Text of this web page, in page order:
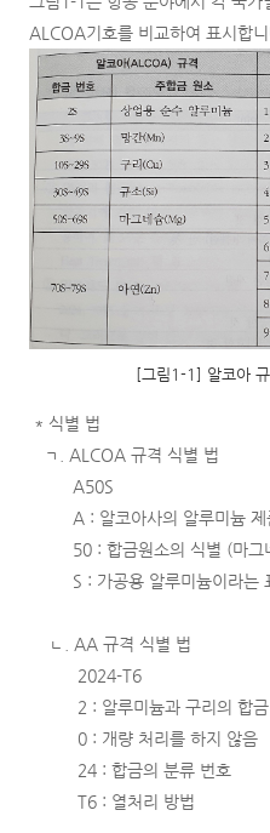
ALCOA기호를 비교하여 표시합니
[그림1-1] 알코아
* 식별 법
ㄱ. ALCOA 규격 식별 법
A50S
A : 알코아사의 알루미늄 제
50 : 합금원소의 식별 (마그
S : 가공용 알루미늄이라는
ㄴ. AA 규격 식별 법
2024-T6
2 : 알루미늄과 구리의 합금
0 : 개량 처리를 하지 않음
24 : 합금의 분류 번호
T6 : 열처리 방법